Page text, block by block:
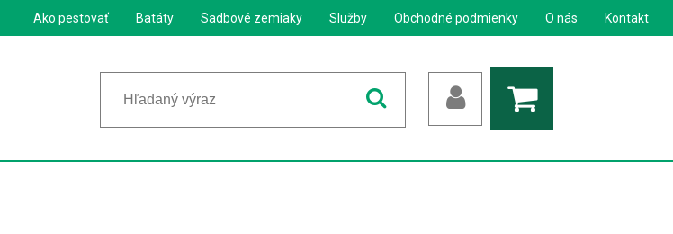
Ako pestovať Batáty Sadbové zemiaky Služby Obchodné podmienky O nás Kontakt